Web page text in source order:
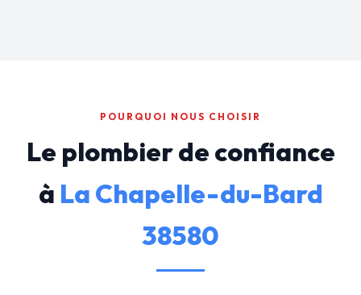
POURQUOI NOUS CHOISIR
Le plombier de confiance
à La Chapelle-du-Bard
38580